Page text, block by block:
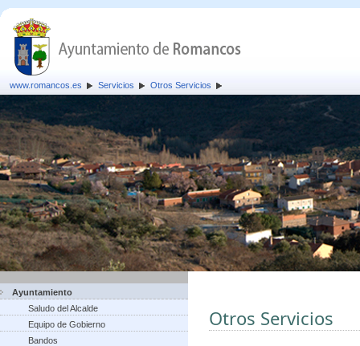
www.romancos.es Servicios Otros Servicios
Ayuntamiento
Saludo del Alcalde
Equipo de Gobierno
Bandos
Otros Servicios